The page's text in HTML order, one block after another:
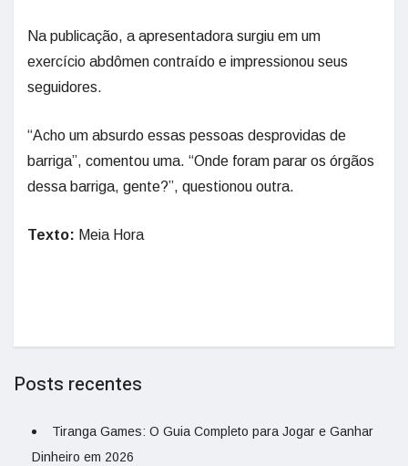
Na publicação, a apresentadora surgiu em um
exercício abdômen contraído e impressionou seus
seguidores.
“Acho um absurdo essas pessoas desprovidas de
barriga”, comentou uma. “Onde foram parar os órgãos
dessa barriga, gente?”, questionou outra.
Texto: Meia Hora
Posts recentes
Tiranga Games: O Guia Completo para Jogar e Ganhar
Dinheiro em 2026